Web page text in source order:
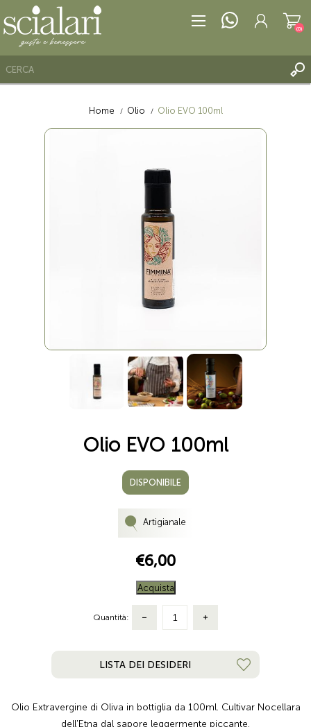
(0)
Home Olio Olio EVO 100ml
Olio EVO 100ml
DISPONIBILE
Artigianale
€6,00
Acquista
Quantità:
LISTA DEI DESIDERI
Olio Extravergine di Oliva in bottiglia da 100ml. Cultivar Nocellara
dell'Etna dal sapore leggermente piccante.